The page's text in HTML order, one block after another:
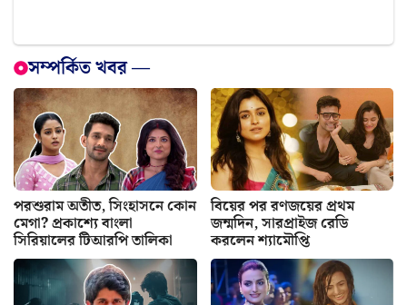
সম্পর্কিত খবর —
পরশুরাম অতীত, সিংহাসনে কোন
মেগা? প্রকাশ্যে বাংলা
সিরিয়ালের টিআরপি তালিকা
বিয়ের পর রণজয়ের প্রথম
জন্মদিন, সারপ্রাইজ রেডি
করলেন শ্যামৌপ্তি